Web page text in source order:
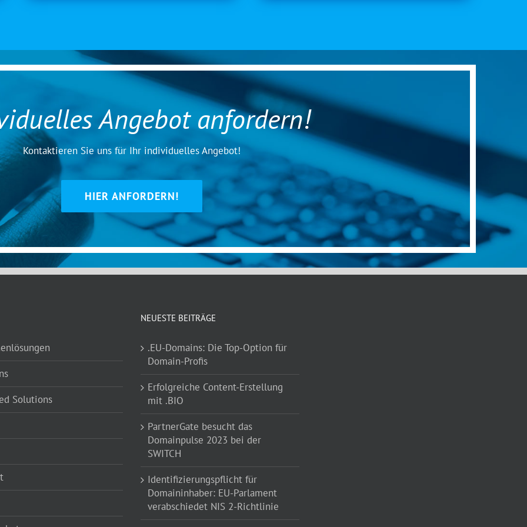
Angebot anfordern!
Kontaktieren Sie uns für Ihr individuelles Angebot!
HIER ANFORDERN!
Solutions
NEUESTE BEITRÄGE
.EU-Domains: Die Top-Option für
Domain-Profis
Erfolgreiche Content-Erstellung
mit .BIO
PartnerGate besucht das
Domainpulse 2023 bei der
SWITCH
Identifizierungspflicht für
Domaininhaber: EU-Parlament
verabschiedet NIS 2-Richtlinie